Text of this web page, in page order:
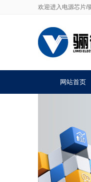
欢迎进入电源芯片/
网站首页